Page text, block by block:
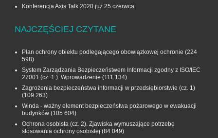
Konferencja Axis Talk 2020 już 25 czerwca
NAJCZĘŚCIEJ CZYTANE
Plan ochrony obiektu podlegającego obowiązkowej ochronie (224
598)
System Zarządzania Bezpieczeństwem Informacji zgodny z ISO/IEC
27001 (cz. 1.). Wprowadzenie (111 134)
Zagrożenia bezpieczeństwa informacji w przedsiębiorstwie (cz. 1)
(109 263)
Winda - ważny element bezpieczeństwa pożarowego w ewakuacji
budynków (105 604)
Ochrona osobista (cz. 2). Zjawiska wymuszające potrzebę
stosowania ochrony osobistej (84 049)